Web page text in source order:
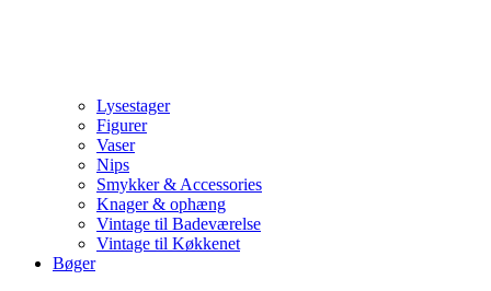
Lysestager
Figurer
Vaser
Nips
Smykker & Accessories
Knager & ophæng
Vintage til Badeværelse
Vintage til Køkkenet
Bøger